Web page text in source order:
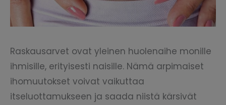
Raskausarvet ovat yleinen huolenaihe monille
ihmisille, erityisesti naisille. Nämä arpimaiset
ihomuutokset voivat vaikuttaa
itseluottamukseen ja saada niistä kärsivät